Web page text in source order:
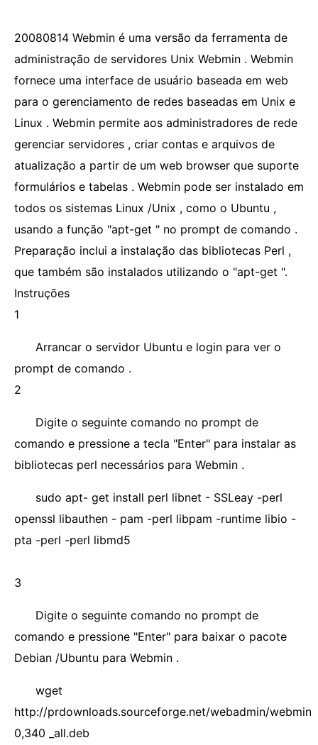
20080814 Webmin é uma versão da ferramenta de
administração de servidores Unix Webmin . Webmin
fornece uma interface de usuário baseada em web
para o gerenciamento de redes baseadas em Unix e
Linux . Webmin permite aos administradores de rede
gerenciar servidores , criar contas e arquivos de
atualização a partir de um web browser que suporte
formulários e tabelas . Webmin pode ser instalado em
todos os sistemas Linux /Unix , como o Ubuntu ,
usando a função "apt-get " no prompt de comando .
Preparação inclui a instalação das bibliotecas Perl ,
que também são instalados utilizando o "apt-get ".
Instruções
1
Arrancar o servidor Ubuntu e login para ver o
prompt de comando .
2
Digite o seguinte comando no prompt de
comando e pressione a tecla "Enter" para instalar as
bibliotecas perl necessários para Webmin .
sudo apt- get install perl libnet - SSLeay -perl
openssl libauthen - pam -perl libpam -runtime libio -
pta -perl -perl libmd5
3
Digite o seguinte comando no prompt de
comando e pressione "Enter" para baixar o pacote
Debian /Ubuntu para Webmin .
wget
http://prdownloads.sourceforge.net/webadmin/
0,340 _all.deb